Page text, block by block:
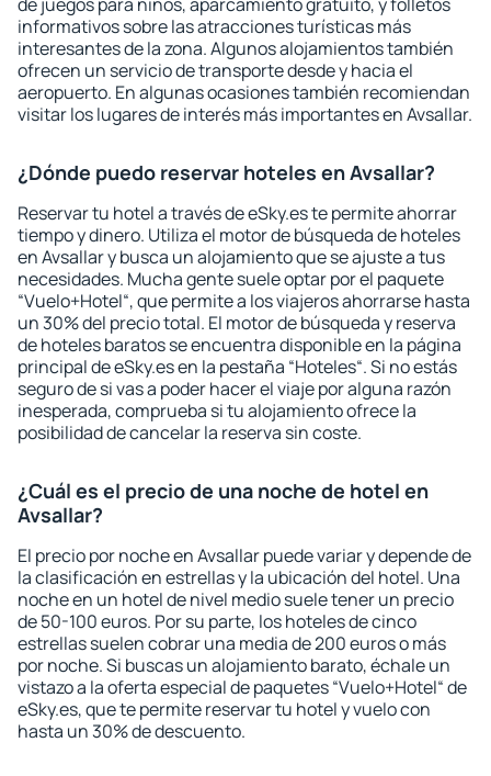
informativos sobre las atracciones turísticas más
interesantes de la zona. Algunos alojamientos también
ofrecen un servicio de transporte desde y hacia el
aeropuerto. En algunas ocasiones también recomiendan
visitar los lugares de interés más importantes en Avsallar.
¿Dónde puedo reservar hoteles en Avsallar?
Reservar tu hotel a través de eSky.es te permite ahorrar
tiempo y dinero. Utiliza el motor de búsqueda de hoteles
en Avsallar y busca un alojamiento que se ajuste a tus
necesidades. Mucha gente suele optar por el paquete
“Vuelo+Hotel“, que permite a los viajeros ahorrarse hasta
un 30% del precio total. El motor de búsqueda y reserva
de hoteles baratos se encuentra disponible en la página
principal de eSky.es en la pestaña “Hoteles“. Si no estás
seguro de si vas a poder hacer el viaje por alguna razón
inesperada, comprueba si tu alojamiento ofrece la
posibilidad de cancelar la reserva sin coste.
¿Cuál es el precio de una noche de hotel en
Avsallar?
El precio por noche en Avsallar puede variar y depende de
la clasificación en estrellas y la ubicación del hotel. Una
noche en un hotel de nivel medio suele tener un precio
de 50-100 euros. Por su parte, los hoteles de cinco
estrellas suelen cobrar una media de 200 euros o más
por noche. Si buscas un alojamiento barato, échale un
vistazo a la oferta especial de paquetes “Vuelo+Hotel“ de
eSky.es, que te permite reservar tu hotel y vuelo con
hasta un 30% de descuento.